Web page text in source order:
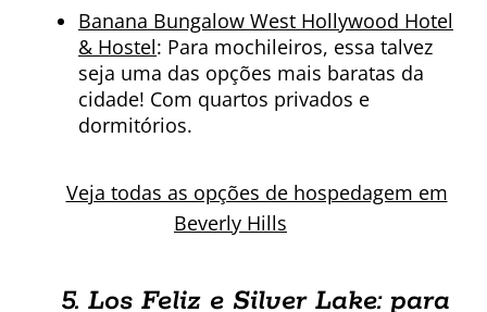
Banana Bungalow West Hollywood Hotel
& Hostel: Para mochileiros, essa talvez
seja uma das opções mais baratas da
cidade! Com quartos privados e
dormitórios.
Veja todas as opções de hospedagem em
Beverly Hills
5. Los Feliz e Silver Lake: para